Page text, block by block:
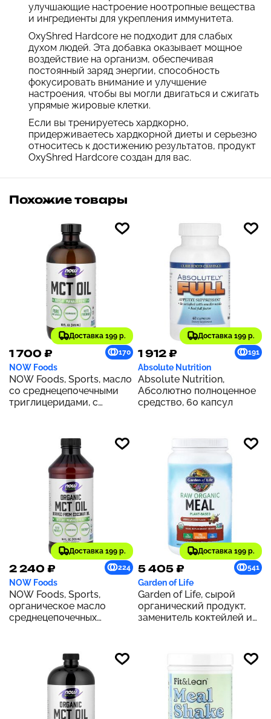
улучшающие настроение ноотропные вещества
и ингредиенты для укрепления иммунитета.
OxyShred Hardcore не подходит для слабых
духом людей. Эта добавка оказывает мощное
воздействие на организм, обеспечивая
постоянный заряд энергии, способность
фокусировать внимание и улучшение
настроения, чтобы вы могли двигаться и сжигать
упрямые жировые клетки.
Если вы тренируетесь хардкорно,
придерживаетесь хардкорной диеты и серьезно
относитесь к достижению результатов, продукт
OxyShred Hardcore создан для вас.
Похожие товары
Доставка 199 р.
1 700 ₽ 170
NOW Foods
NOW Foods, Sports, масло
со среднецепочечными
триглицеридами, с
Доставка 199 р.
1 912 ₽ 191
Absolute Nutrition
Absolute Nutrition,
Абсолютно полноценное
средство, 60 капсул
Доставка 199 р.
2 240 ₽ 224
NOW Foods
NOW Foods, Sports,
органическое масло
среднецепочечных
Доставка 199 р.
5 405 ₽ 541
Garden of Life
Garden of Life, сырой
органический продукт,
заменитель коктейлей и